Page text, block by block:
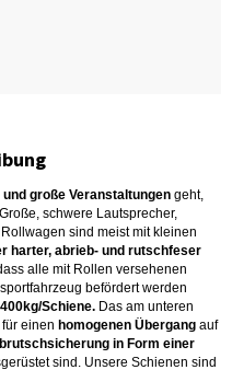
große Veranstaltungen geht,
schwere Lautsprecher,
sind meist mit kleinen
harter, abrieb- und rutschfeser
alle mit Rollen versehenen
befördert werden
Schiene. Das am unteren
einen homogenen Übergang auf
in Form einer
sind. Unsere Schienen sind